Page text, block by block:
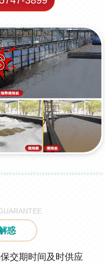
惑
交期时间及时供应